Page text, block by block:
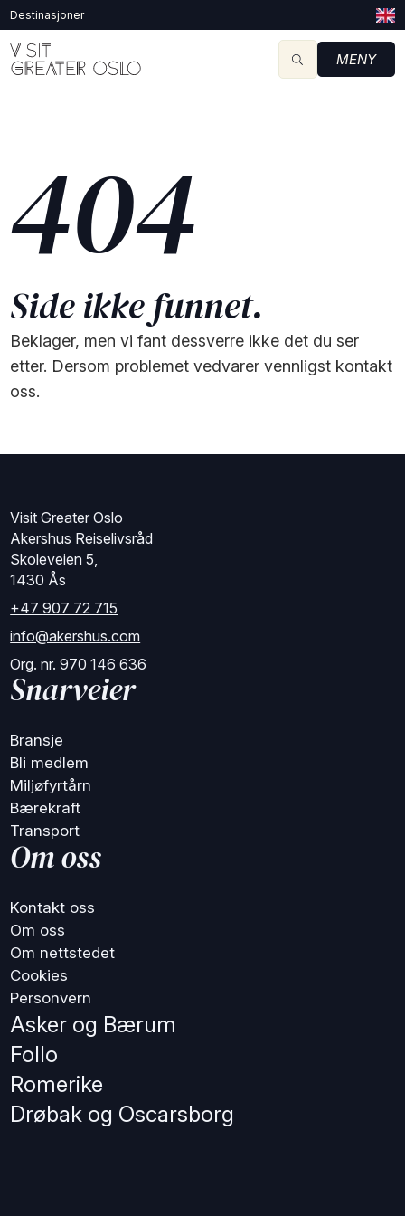
Destinasjoner
MENY
404
Side ikke funnet.
Beklager, men vi fant dessverre ikke det du ser
etter. Dersom problemet vedvarer vennligst kontakt
oss.
Visit Greater Oslo
Akershus Reiselivsråd
Skoleveien 5,
1430 Ås
+47 907 72 715
info@akershus.com
Org. nr. 970 146 636
Snarveier
Bransje
Bli medlem
Miljøfyrtårn
Bærekraft
Transport
Om oss
Kontakt oss
Om oss
Om nettstedet
Cookies
Personvern
Asker og Bærum
Follo
Romerike
Drøbak og Oscarsborg